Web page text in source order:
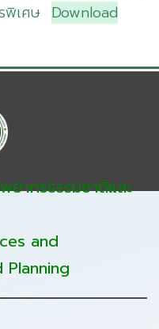
พิเศษ Download
ยากรธรรมชาติและ
and